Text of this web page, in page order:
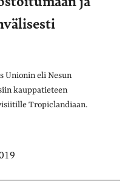
Unionin eli Nesun
kauppatieteen
Tropiclandiaan.